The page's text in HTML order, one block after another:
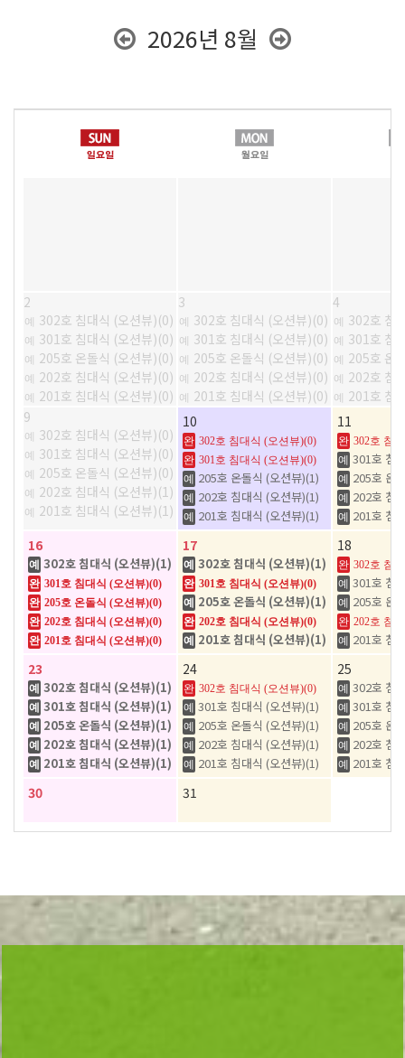
2026년 8월
2
예 302호 침대식 (오션뷰)(0)
예 301호 침대식 (오션뷰)(0)
예 205호 온돌식 (오션뷰)(0)
예 202호 침대식 (오션뷰)(0)
예 201호 침대식 (오션뷰)(0)
3
예 302호 침대식 (오션뷰)(0)
예 301호 침대식 (오션뷰)(0)
예 205호 온돌식 (오션뷰)(0)
예 202호 침대식 (오션뷰)(0)
예 201호 침대식 (오션뷰)(0)
4
예 302호 침
예 301호 침
예 205호 온
예 202호 침
예 201호 침
9
예 302호 침대식 (오션뷰)(0)
예 301호 침대식 (오션뷰)(0)
예 205호 온돌식 (오션뷰)(0)
예 202호 침대식 (오션뷰)(1)
예 201호 침대식 (오션뷰)(1)
10
완 302호 침대식 (오션뷰)(0)
완 301호 침대식 (오션뷰)(0)
예 205호 온돌식 (오션뷰)(1)
예 202호 침대식 (오션뷰)(1)
예 201호 침대식 (오션뷰)(1)
11
완 302호 침
예 301호 침
예 205호 온
예 202호 침
예 201호 침
16
예 302호 침대식 (오션뷰)(1)
완 301호 침대식 (오션뷰)(0)
완 205호 온돌식 (오션뷰)(0)
완 202호 침대식 (오션뷰)(0)
완 201호 침대식 (오션뷰)(0)
17
예 302호 침대식 (오션뷰)(1)
완 301호 침대식 (오션뷰)(0)
예 205호 온돌식 (오션뷰)(1)
완 202호 침대식 (오션뷰)(0)
예 201호 침대식 (오션뷰)(1)
18
완 302호 침
예 301호 침
예 205호 온
완 202호 침
예 201호 침
23
예 302호 침대식 (오션뷰)(1)
예 301호 침대식 (오션뷰)(1)
예 205호 온돌식 (오션뷰)(1)
예 202호 침대식 (오션뷰)(1)
예 201호 침대식 (오션뷰)(1)
24
완 302호 침대식 (오션뷰)(0)
예 301호 침대식 (오션뷰)(1)
예 205호 온돌식 (오션뷰)(1)
예 202호 침대식 (오션뷰)(1)
예 201호 침대식 (오션뷰)(1)
25
예 302호 침
예 301호 침
예 205호 온
예 202호 침
예 201호 침
30 31